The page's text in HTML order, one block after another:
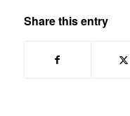
Share this entry